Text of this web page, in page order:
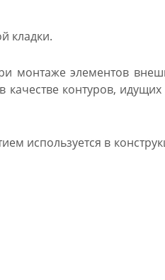
кладки.
монтаже элементов
контуров,
используется в